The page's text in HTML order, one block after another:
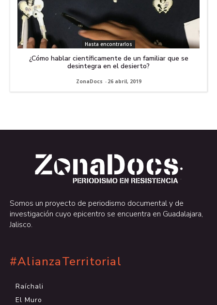
Hasta encontrarlos
¿Cómo hablar científicamente de un familiar que se
desintegra en el desierto?
ZonaDocs - 26 abril, 2019
.
.
Somos un proyecto de periodismo documental y de
investigación cuyo epicentro se encuentra en Guadalajara,
Jalisco.
#AlianzaTerritorial
Raíchali
El Muro